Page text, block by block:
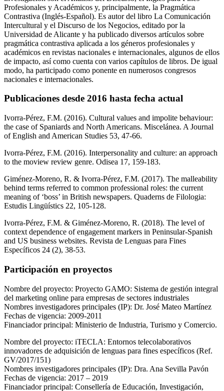
Profesionales y Académicos y, principalmente, la Pragmática
Contrastiva (Inglés-Español). Es autor del libro La Comunicación
Intercultural y el Discurso de los Negocios, editado por la
Universidad de Alicante y ha publicado diversos artículos sobre
pragmática contrastiva aplicada a los géneros profesionales y
académicos en revistas nacionales e internacionales, algunos de ellos
de impacto, así como cuenta con varios capítulos de libros. De igual
modo, ha participado como ponente en numerosos congresos
nacionales e internacionales.
Publicaciones desde 2016 hasta fecha actual
Ivorra-Pérez, F.M. (2016). Cultural values and impolite behaviour:
the case of Spaniards and North Americans. Miscelánea. A Journal
of English and American Studies 53, 47-66.
Ivorra-Pérez, F.M. (2016). Interpersonality and culture: an approach
to the moview review genre. Odisea 17, 159-183.
Giménez-Moreno, R. & Ivorra-Pérez, F.M. (2017). The malleability
behind terms referred to common professional roles: the current
meaning of ‘boss’ in British newspapers. Quaderns de Filologia:
Estudis Lingüístics 22, 105-128.
Ivorra-Pérez, F.M. & Giménez-Moreno, R. (2018). The level of
context dependence of engagement markers in Peninsular-Spanish
and US business websites. Revista de Lenguas para Fines
Específicos 24 (2), 38-53.
Participación en proyectos
Nombre del proyecto: Proyecto GAMO: Sistema de gestión integral
del marketing online para empresas de sectores industriales
Nombres investigadores principales (IP): Dr. José Mateo Martínez
Fechas de vigencia: 2009-2011
Financiador principal: Ministerio de Industria, Turismo y Comercio.
Nombre del proyecto: iTECLA: Entornos telecolaborativos
innovadores de adquisición de lenguas para fines específicos (Ref.
GV/2017/151)
Nombres investigadores principales (IP): Dra. Ana Sevilla Pavón
Fechas de vigencia: 2017 – 2019
Financiador principal: Consellería de Educación, Investigación,